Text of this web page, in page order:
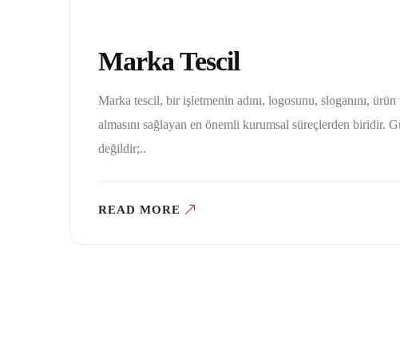
Marka Tescil
Marka tescil, bir işletmenin adını, logosunu, sloganını,
almasını sağlayan en önemli kurumsal süreçlerden biridir.
değildir;..
READ MORE